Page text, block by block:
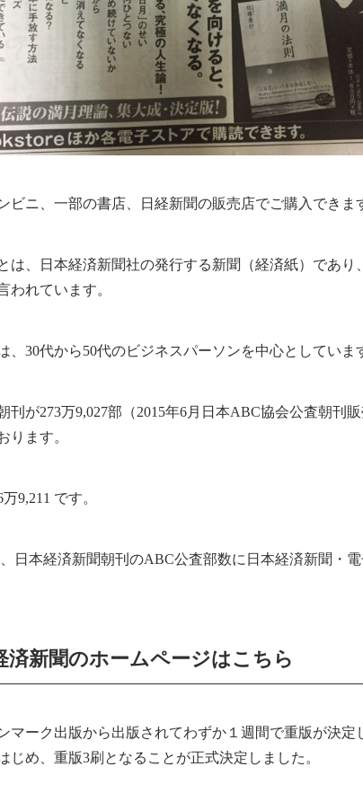
ビニ、一部の書店、日経新聞の販売店でご購入できま
は、日本経済新聞社の発行する新聞（経済紙）であ
われています。
、30代から50代のビジネスパーソンを中心としていま
刊が273万9,027部（2015年6月日本ABC協会公査朝刊
ります。
9,211 です。
日本経済新聞朝刊のABC公査部数に日本経済新聞・電
済新聞のホームページはこちら
マーク出版から出版されてわずか１週間で重版が決
じめ、重版3刷となることが正式決定しました。